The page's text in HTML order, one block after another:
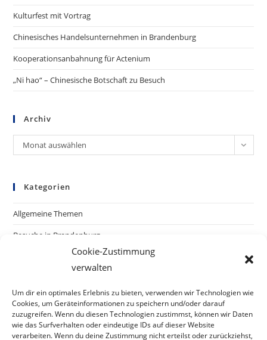
Cookie-Zustimmung
verwalten
Um dir ein optimales Erlebnis zu bieten, verwenden wir Technologien wie
Cookies, um Geräteinformationen zu speichern und/oder darauf
zuzugreifen. Wenn du diesen Technologien zustimmst, können wir Daten
wie das Surfverhalten oder eindeutige IDs auf dieser Website
verarbeiten. Wenn du deine Zustimmung nicht erteilst oder zurückziehst,
Kulturfest mit Vortrag
Chinesisches Handelsunternehmen in Brandenburg
Kooperationsanbahnung für Actenium
„Ni hao“ – Chinesische Botschaft zu Besuch
Archiv
Archiv
Monat auswählen
Kategorien
Allgemeine Themen
Besuche in Brandenburg
Besuche in China